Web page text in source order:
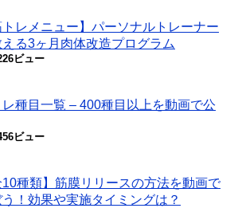
トレメニュー】パーソナルトレーナー
える3ヶ月肉体改造プログラム
ビュー
種目一覧 – 400種目以上を動画で公
ビュー
10種類】筋膜リリースの方法を動画で
！効果や実施タイミングは？